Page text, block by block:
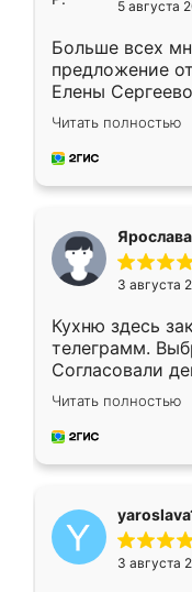
5 августа
Больше всех
предложение
Елены
короткие
для замера
предложил по
Читать полностью
Ярослава
3 августа
Кухню здесь
телеграмм.
Согласовали
недели кухня
довольны
мебель за
Читать полностью
3 августа